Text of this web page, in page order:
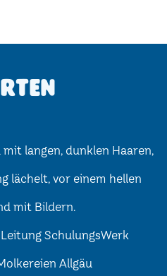
SchulungsWerk
Allgäu